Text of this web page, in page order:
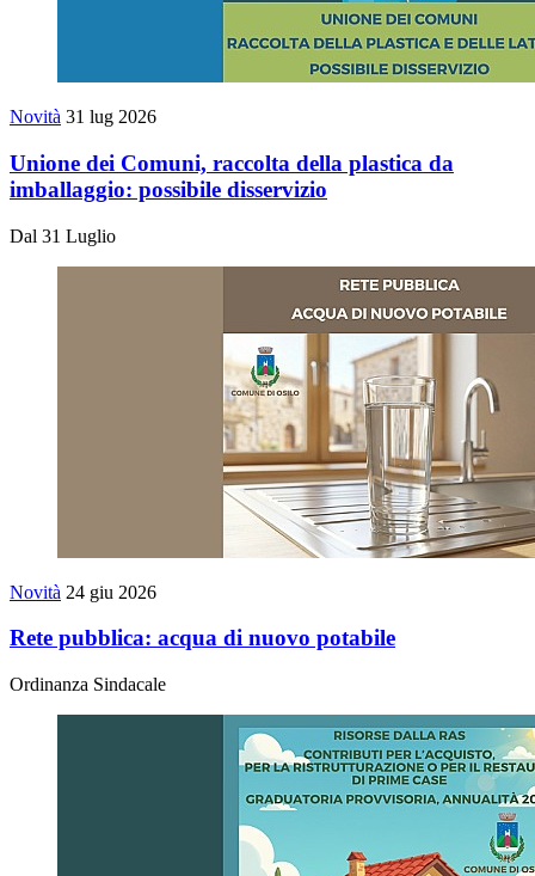
Novità 31 lug 2026
Unione dei Comuni, raccolta della plastica da
imballaggio: possibile disservizio
Dal 31 Luglio
Novità 24 giu 2026
Rete pubblica: acqua di nuovo potabile
Ordinanza Sindacale